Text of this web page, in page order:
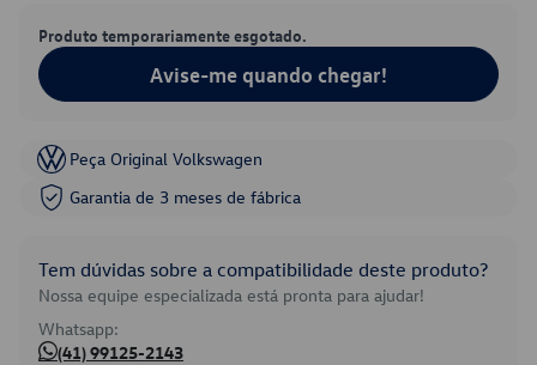
Produto temporariamente esgotado.
Avise-me quando chegar!
Peça Original Volkswagen
Garantia de 3 meses de fábrica
Tem dúvidas sobre a compatibilidade deste produto?
Nossa equipe especializada está pronta para ajudar!
Whatsapp:
(41) 99125-2143